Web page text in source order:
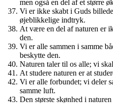
men også en del af et større
Vi er ikke skabt i Guds
øjeblikkelige indtryk.
At være en del af naturen er
den.
Vi er alle sammen i samme
beskytte den.
Naturen taler til os alle; vi
At studere naturen er at
Vi er alle forbundet; vi deler
samme luft.
Den største skønhed i